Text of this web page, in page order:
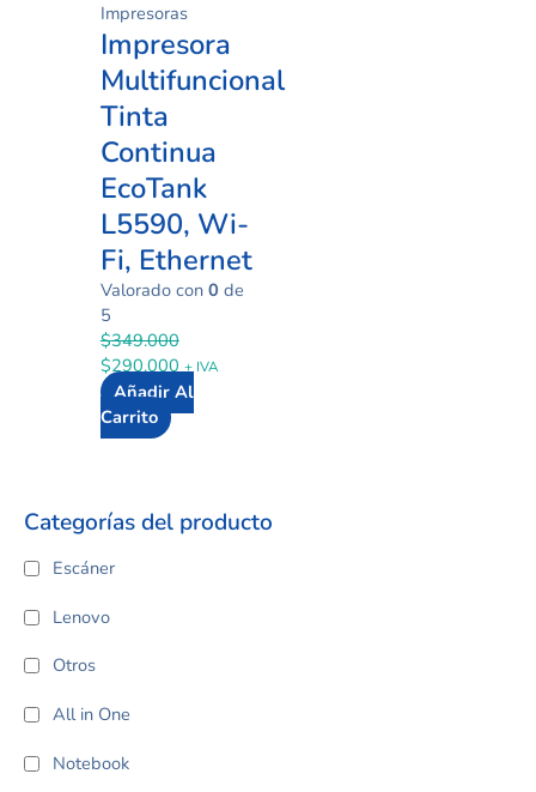
Categorías del producto
Escáner
Lenovo
Otros
All in One
Notebook
Impresoras
Impresora
Multifuncional
Tinta
Continua
EcoTank
L5590, Wi-
Fi, Ethernet
Valorado con 0 de
5
$349.000
$290.000 + IVA
Añadir Al
Carrito